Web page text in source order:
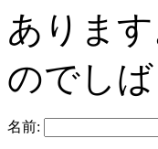
ありま
のでし
名前: